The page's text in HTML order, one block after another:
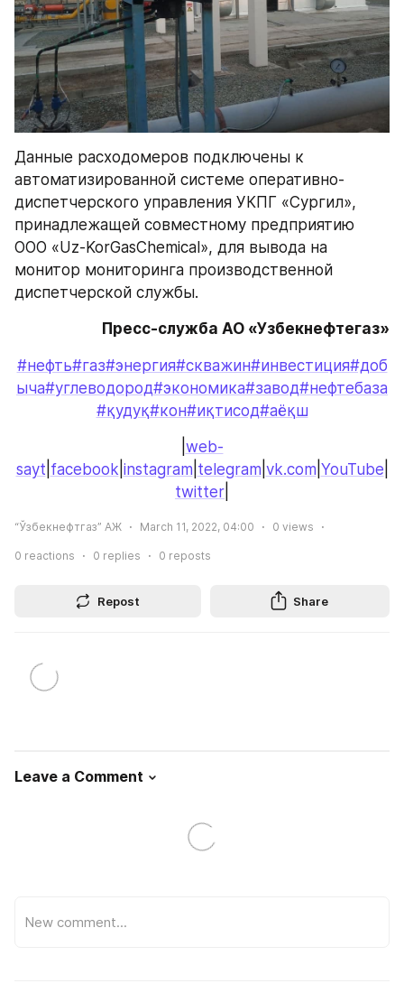
Данные расходомеров подключены к
автоматизированной системе оперативно-
диспетчерского управления УКПГ «Сургил»,
принадлежащей совместному предприятию
ООО «Uz-KorGasChemical», для вывода на
монитор мониторинга производственной
диспетчерской службы.
Пресс-служба АО «Узбекнефтегаз»
#нефть#газ#энергия#скважин#инвестиция#доб
ыча#углеводород#экономика#завод#нефтебаза
#қудуқ#кон#иқтисод#аёқш
web-
sayt facebook instagram telegram vk.com YouTube
twitter
“Ўзбекнефтгаз” АЖ March 11, 2022, 04:00 0 views
0 reactions 0 replies 0 reposts
Repost Share
Leave a Comment